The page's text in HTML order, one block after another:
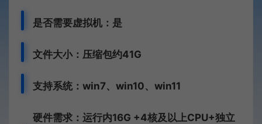
是否需要虚拟机：是
文件大小：压缩包约41G
支持系统：win7、win10、win11
硬件需求：运行内16G +4核及以上CPU+独立